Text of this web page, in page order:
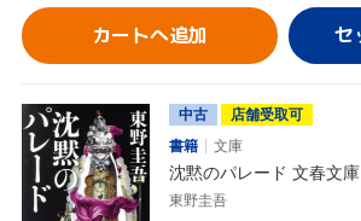
カートへ追加
中古
店舗受取可
書籍
文庫
沈黙のパレード 文春文庫
東野圭吾